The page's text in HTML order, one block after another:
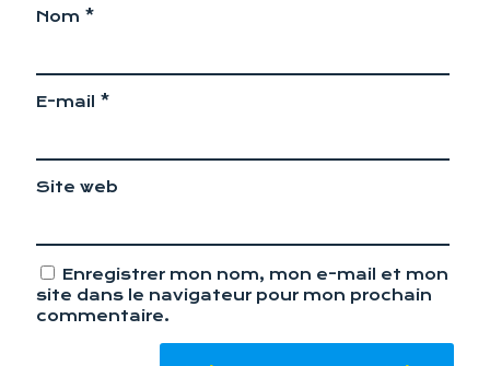
Nom *
E-mail *
Site web
Enregistrer mon nom, mon e-mail et mon
site dans le navigateur pour mon prochain
commentaire.